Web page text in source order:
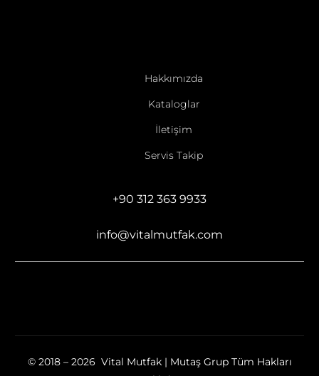
Hakkımızda
Kataloglar
İletişim
Servis Takip
+90 312 363 9933
info@vitalmutfak.com
© 2018 – 2026 Vital Mutfak | Mutaş Grup Tüm Hakları